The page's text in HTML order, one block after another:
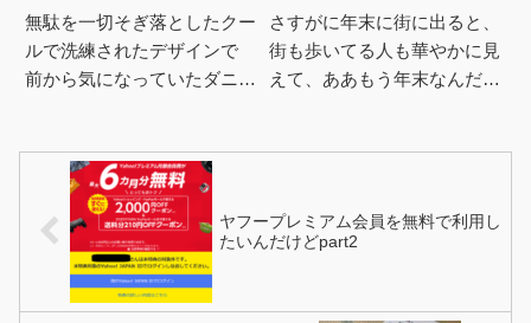
無駄を一切そぎ落としたクー
ルで洗練されたデザインで
前から気になっていたダニエ
イト ユナイテッドアローズ
など...
さすがに年末に街に出ると、
街も歩いてる人も華やかに見
えて、ああもう年末なんだク
ヤフープレミアム会員を無料で利用し
たいんだけどpart2